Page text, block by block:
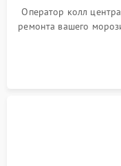
Оператор колл
ремонта вашего